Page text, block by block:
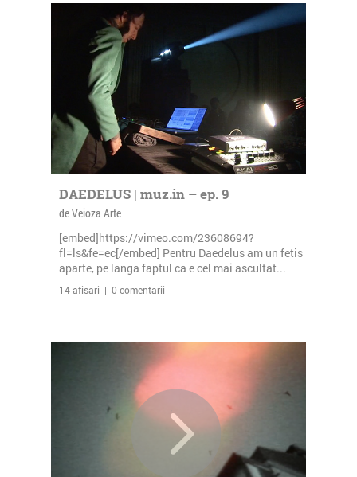
DAEDELUS | muz.in – ep. 9
de Veioza Arte
[embed]https://vimeo.com/23608694?
fl=ls&fe=ec[/embed] Pentru Daedelus am un fetis
aparte, pe langa faptul ca e cel mai ascultat...
14 afisari | 0 comentarii